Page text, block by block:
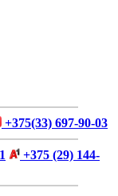
+375(33) 697-90-03
+375 (29) 144-